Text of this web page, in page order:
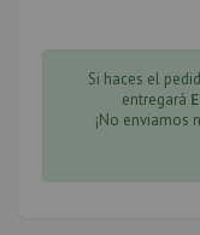
Si haces el
entregará
¡No enviamos